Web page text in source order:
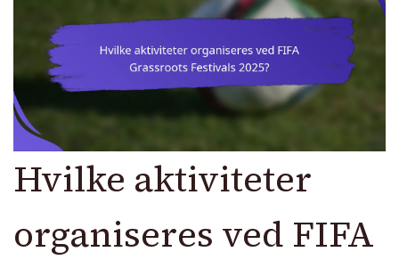
Hvilke aktiviteter
organiseres ved FIFA